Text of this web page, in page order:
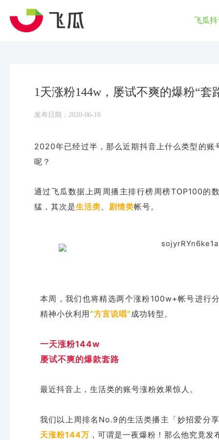
飞瓜抖
1天涨粉144w，屡试不爽的爆粉“套
发布日期：2020-06-10
2020年已经过半，那么近期抖音上什么类型的
呢？
通过飞瓜数据上两周播主排行榜周榜TOP100的
猛，其次是生活类、 剧情类帐号。
本周，我们也将精选两个涨粉100w+帐号进行
精神小伙利用“方言说唱”成功转型。
一天涨粉144w
屡试不爽的爆款套路
最近抖音上，生活类的账号涨粉效果惊人。
我们以上周排名No.9的生活类播主「妙招爱分
天涨粉144万 ，可谓是一夜爆粉！那么他究竟发